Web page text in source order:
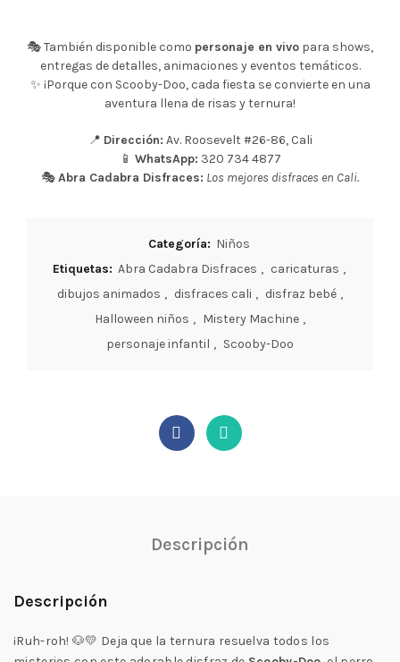
🎭 También disponible como personaje en vivo para shows,
entregas de detalles, animaciones y eventos temáticos.
✨ ¡Porque con Scooby-Doo, cada fiesta se convierte en una
aventura llena de risas y ternura!
📍 Dirección: Av. Roosevelt #26-86, Cali
📱 WhatsApp: 320 734 4877
🎭Abra Cadabra Disfraces: Los mejores disfraces en Cali.
Categoría: Niños
Etiquetas: Abra Cadabra Disfraces , caricaturas ,
dibujos animados , disfraces cali , disfraz bebé ,
Halloween niños , Mistery Machine ,
personaje infantil , Scooby-Doo
Descripción
Descripción
¡Ruh-roh! 🐶💛 Deja que la ternura resuelva todos los